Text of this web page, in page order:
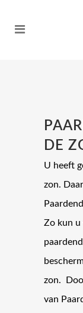
DE
U heeft
zon.
Zo kun u
zon.
van